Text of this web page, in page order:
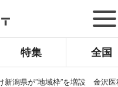
特集 全国
新潟県が”地域枠”を増設 金沢医